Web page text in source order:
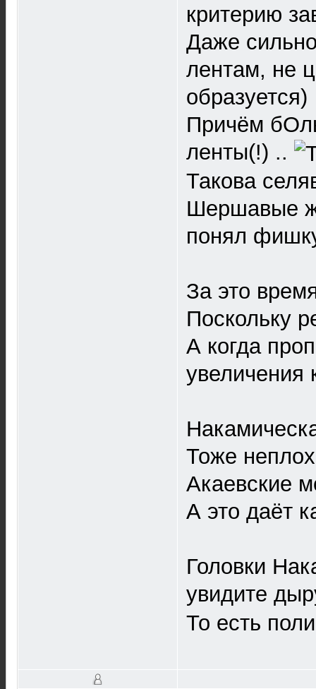
критерию
Даже
лентам, не
образуется)
Причём
ленты(!) ..
Такова
Шершавые
понял
За это
Поскольку
А когда
увеличения
Тоже
Акаевские
А это даёт
Головки
увидите
То есть